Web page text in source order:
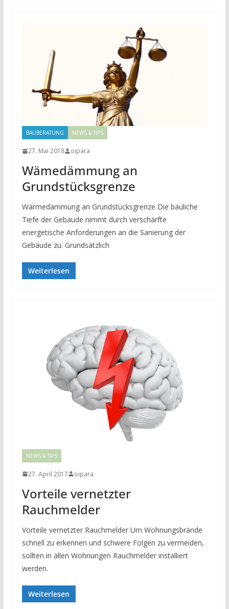
BAUBERATUNG NEWS & TIPS
27. Mai 2018 oipara
Wämedämmung an
Grundstücksgrenze
Wärmedämmung an Grundstücksgrenze Die bauliche
Tiefe der Gebäude nimmt durch verschärfte
energetische Anforderungen an die Sanierung der
Gebäude zu. Grundsätzlich
Weiterlesen
NEWS & TIPS
27. April 2017 oipara
Vorteile vernetzter
Rauchmelder
Vorteile vernetzter Rauchmelder Um Wohnungsbrände
schnell zu erkennen und schwere Folgen zu vermeiden,
sollten in allen Wohnungen Rauchmelder installiert
werden.
Weiterlesen